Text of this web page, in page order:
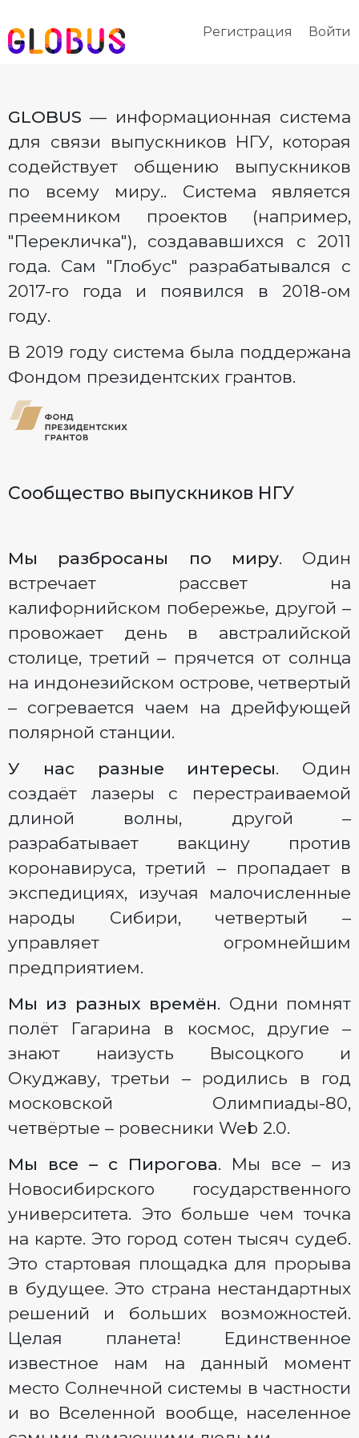
Регистрация Войти
GLOBUS — информационная система
для связи выпускников НГУ, которая
содействует общению выпускников
по всему миру.. Система является
преемником проектов (например,
"Перекличка"), создававшихся с 2011
года. Сам "Глобус" разрабатывался с
2017-го года и появился в 2018-ом
году.
В 2019 году система была поддержана
Фондом президентских грантов.
Сообщество выпускников НГУ
Мы разбросаны по миру. Один
встречает рассвет на
калифорнийском побережье, другой –
провожает день в австралийской
столице, третий – прячется от солнца
на индонезийском острове, четвертый
– согревается чаем на дрейфующей
полярной станции.
У нас разные интересы. Один
создаёт лазеры с перестраиваемой
длиной волны, другой –
разрабатывает вакцину против
коронавируса, третий – пропадает в
экспедициях, изучая малочисленные
народы Сибири, четвертый –
управляет огромнейшим
предприятием.
Мы из разных времён. Одни помнят
полёт Гагарина в космос, другие –
знают наизусть Высоцкого и
Окуджаву, третьи – родились в год
московской Олимпиады-80,
четвёртые – ровесники Web 2.0.
Мы все – с Пирогова. Мы все – из
Новосибирского государственного
университета. Это больше чем точка
на карте. Это город сотен тысяч судеб.
Это стартовая площадка для прорыва
в будущее. Это страна нестандартных
решений и больших возможностей.
Целая планета! Единственное
известное нам на данный момент
место Солнечной системы в частности
и во Вселенной вообще, населенное